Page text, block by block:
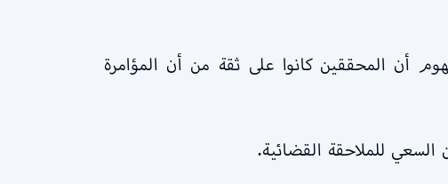
أن المحققين كانوا على ثقة من أن المؤامرة
للملاحقة القضائية.